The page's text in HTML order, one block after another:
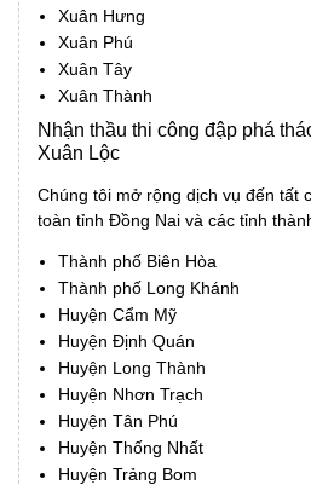
Xuân Hưng
Xuân Phú
Xuân Tây
Xuân Thành
Nhận thầu thi công đập phá
Xuân Lộc
Chúng tôi mở rộng dịch vụ đến tất
toàn tỉnh Đồng Nai và các tỉnh
Thành phố Biên Hòa
Thành phố Long Khánh
Huyện Cẩm Mỹ
Huyện Định Quán
Huyện Long Thành
Huyện Nhơn Trạch
Huyện Tân Phú
Huyện Thống Nhất
Huyện Trảng Bom